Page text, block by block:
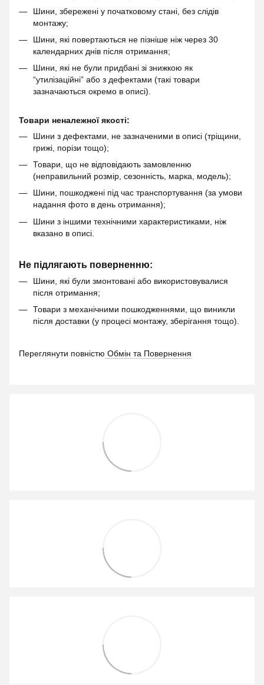
Шини, збережені у початковому стані, без слідів
монтажу;
Шини, які повертаються не пізніше ніж через 30
календарних днів після отримання;
Шини, які не були придбані зі знижкою як
“утилізаційні” або з дефектами (такі товари
зазначаються окремо в описі).
Товари неналежної якості:
Шини з дефектами, не зазначеними в описі (тріщини,
грижі, порізи тощо);
Товари, що не відповідають замовленню
(неправильний розмір, сезонність, марка, модель);
Шини, пошкоджені під час транспортування (за умови
надання фото в день отримання);
Шини з іншими технічними характеристиками, ніж
вказано в описі.
Не підлягають поверненню:
Шини, які були змонтовані або використовувалися
після отримання;
Товари з механічними пошкодженнями, що виникли
після доставки (у процесі монтажу, зберігання тощо).
Переглянути повністю Обмін та Повернення